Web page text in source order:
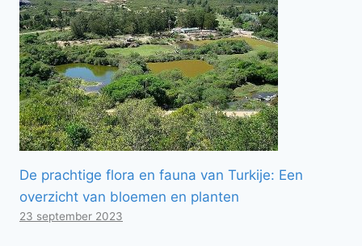
De prachtige flora en fauna van Turkije: Een
overzicht van bloemen en planten
23 september 2023